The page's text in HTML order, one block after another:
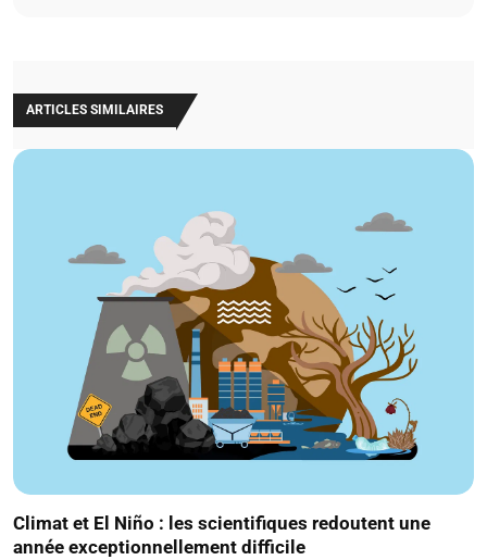
ARTICLES SIMILAIRES
Climat et El Niño : les scientifiques redoutent une
année exceptionnellement difficile